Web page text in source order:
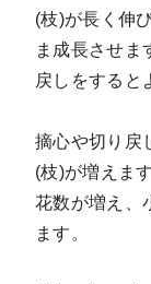
(枝)が長く伸
ま成長させま
戻しをすると
摘心や切り戻
(枝)が増えま
花数が増え、
ます。